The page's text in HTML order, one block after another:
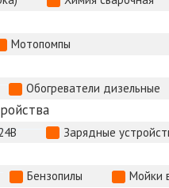
Мотопомпы
Обогреватели дизельные
Зарядные
Бензопилы Мойки